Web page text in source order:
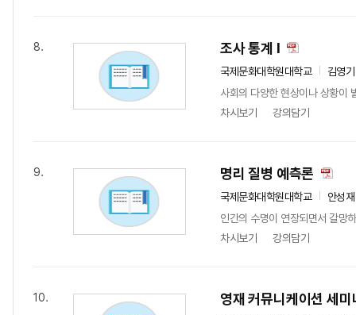
8. 조사 통계 I
국제문화대학원대학교
김영기
사회의 다양한 현상이나 상황이
차시보기
강의담기
9. 명리 질병 예측론
국제문화대학원대학교
안성재
인간의 수명이 연장되면서 갈망
차시보기
강의담기
10. 영재 커뮤니케이션 세미